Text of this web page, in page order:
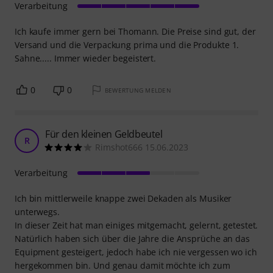
Ich kaufe immer gern bei Thomann. Die Preise sind gut, der
Versand und die Verpackung prima und die Produkte 1.
Sahne..... Immer wieder begeistert.
Verarbeitung
0 0 BEWERTUNG MELDEN
R Für den kleinen Geldbeutel
Rimshot666 15.06.2023
Ich bin mittlerweile knappe zwei Dekaden als Musiker
unterwegs.
In dieser Zeit hat man einiges mitgemacht, gelernt, getestet.
Natürlich haben sich über die Jahre die Ansprüche an das
Equipment gesteigert, jedoch habe ich nie vergessen wo ich
hergekommen bin. Und genau damit möchte ich zum
Verarbeitung